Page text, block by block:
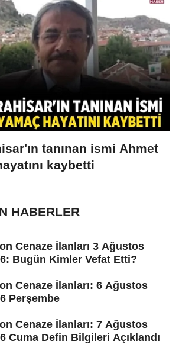
tanınan ismi Ahmet
kaybetti
HABERLER
Cenaze İlanları 3 Ağustos
Bugün Kimler Vefat Etti?
Cenaze İlanları: 6 Ağustos
Perşembe
Cenaze İlanları: 7 Ağustos
Cuma Defin Bilgileri Açıklandı